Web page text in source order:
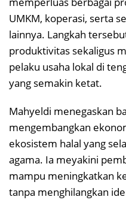
UMKM, koperasi, serta
lainnya. Langkah
produktivitas sekaligus
pelaku usaha lokal di
yang semakin ketat.
Mahyeldi menegaskan
mengembangkan
ekosistem halal yang
agama. Ia meyakini
mampu meningkatkan
tanpa menghilangkan